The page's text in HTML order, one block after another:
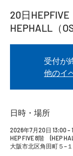
20日HEPFIVE
HEPHALL（
受付が
他のイ
日時・場所
2026年7月20日 13:00 –
HEP FIVE 8階 (HEP
大阪市北区角田町５−１